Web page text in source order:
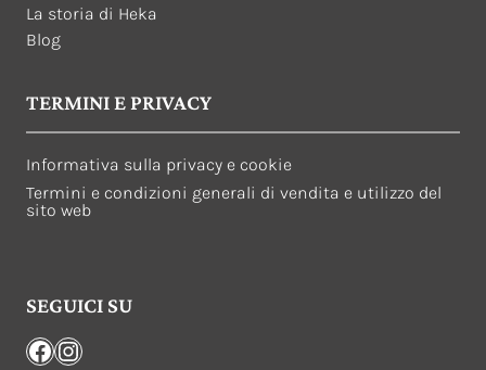
La storia di Heka
Blog
TERMINI E PRIVACY
Informativa sulla privacy e cookie
Termini e condizioni generali di vendita e utilizzo del
sito web
SEGUICI SU
Facebook
Instagram